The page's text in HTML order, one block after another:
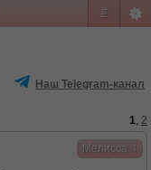
#
Наш Telegram-канал
1, 2
Мелисса